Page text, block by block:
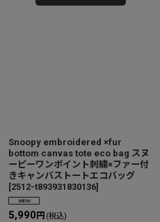
Snoopy embroidered ×fur
bottom canvas tote eco bag スヌ
ーピーワンポイント刺繍×ファー付
きキャンバストートエコバッグ
[2512-t893931830136]
5,990 円 (税込)